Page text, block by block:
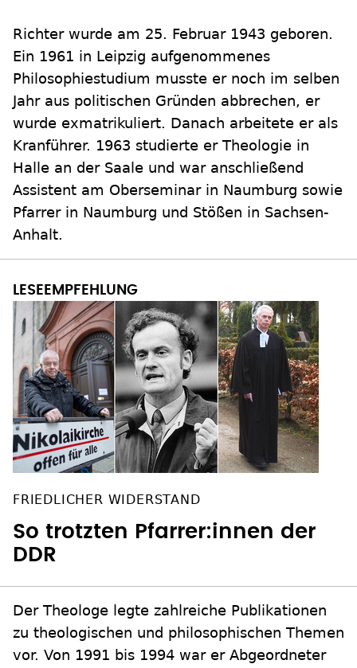
Richter wurde am 25. Februar 1943 geboren.
Ein 1961 in Leipzig aufgenommenes
Philosophiestudium musste er noch im selben
Jahr aus politischen Gründen abbrechen, er
wurde exmatrikuliert. Danach arbeitete er als
Kranführer. 1963 studierte er Theologie in
Halle an der Saale und war anschließend
Assistent am Oberseminar in Naumburg sowie
Pfarrer in Naumburg und Stößen in Sachsen-
Anhalt.
FRIEDLICHER WIDERSTAND
So trotzten Pfarrer:innen der
DDR
Der Theologe legte zahlreiche Publikationen
zu theologischen und philosophischen Themen
vor. Von 1991 bis 1994 war er Abgeordneter